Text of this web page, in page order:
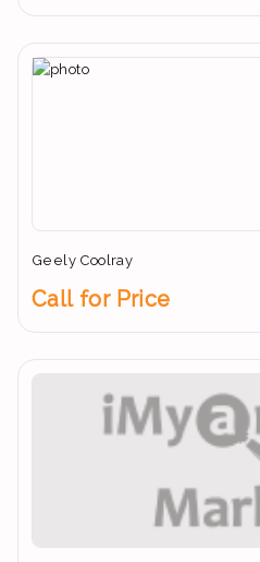
Geely Coolray
Call for Price